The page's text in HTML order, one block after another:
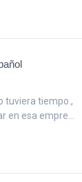
tuviera tiempo.,
en esa empre...